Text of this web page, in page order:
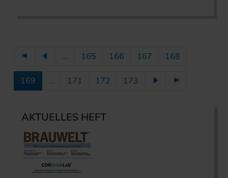
... 165 166 167 168
169 ... 171 172 173
AKTUELLES HEFT